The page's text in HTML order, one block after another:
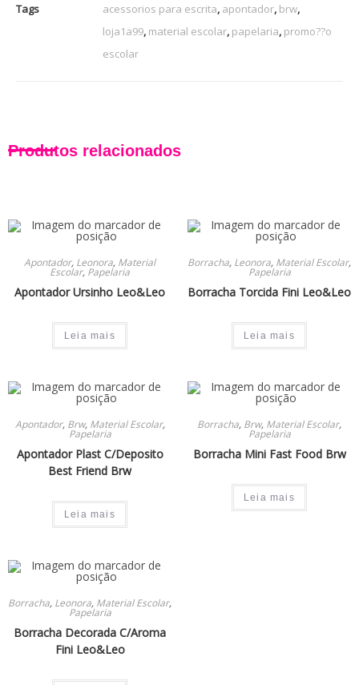
Tags
acessorios para escrita, apontador, brw,
loja1a99, material escolar, papelaria, promo??o
escolar
Produtos relacionados
Apontador, Leonora, Material
Escolar, Papelaria
Apontador Ursinho Leo&Leo
Leia mais
Borracha, Leonora, Material Escolar,
Papelaria
Borracha Torcida Fini Leo&Leo
Leia mais
Apontador, Brw, Material Escolar,
Papelaria
Apontador Plast C/Deposito
Best Friend Brw
Leia mais
Borracha, Brw, Material Escolar,
Papelaria
Borracha Mini Fast Food Brw
Leia mais
Borracha, Leonora, Material Escolar,
Papelaria
Borracha Decorada C/Aroma
Fini Leo&Leo